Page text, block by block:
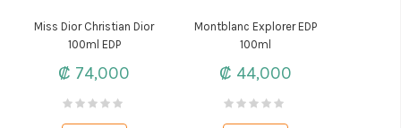
Miss Dior Christian Dior
100ml EDP
₡ 74,000
Montblanc Explorer EDP
100ml
₡ 44,000